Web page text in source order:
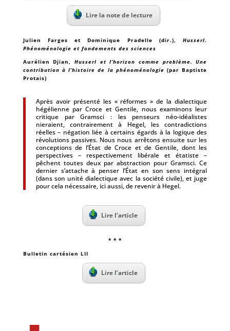
Lire la note de lecture
Julien Farges et Dominique Pradelle (dir.),Husserl.
Phénoménologie et fondements des sciences
Aurélien Djian,Husserl et l’horizon comme problème. Une
contribution à l’histoire de la phénoménologie (par Baptiste
Protais)
Après avoir présenté les « réformes » de la dialectique
hégélienne par Croce et Gentile, nous examinons leur
critique par Gramsci : les penseurs néo-idéalistes
nieraient, contrairement à Hegel, les contradictions
réelles – négation liée à certains égards à la logique des
révolutions passives. Nous nous arrêtons ensuite sur les
conceptions de l’État de Croce et de Gentile, dont les
perspectives – respectivement libérale et étatiste –
pêchent toutes deux par abstraction pour Gramsci. Ce
dernier s’attache à penser l’État en son sens intégral
(dans son unité dialectique avec la société civile), et juge
pour cela nécessaire, ici aussi, de revenir à Hegel.
Lire l’article
* * *
Bulletin cartésien LII
Lire l’article